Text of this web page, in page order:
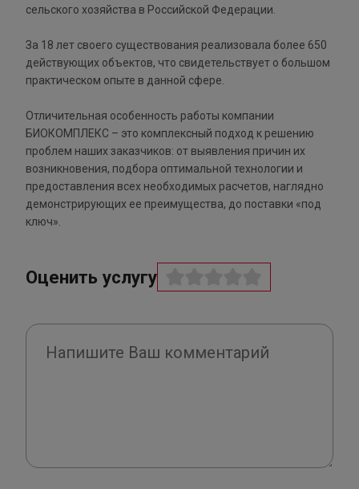
сельского хозяйства в Российской Федерации.
За 18 лет своего существования реализовала более 650
действующих объектов, что свидетельствует о большом
практическом опыте в данной сфере.
Отличительная особенность работы компании
БИОКОМПЛЕКС – это комплексный подход к решению
проблем наших заказчиков: от выявления причин их
возникновения, подбора оптимальной технологии и
предоставления всех необходимых расчетов, наглядно
демонстрирующих ее преимущества, до поставки «под
ключ».
Оценить услугу